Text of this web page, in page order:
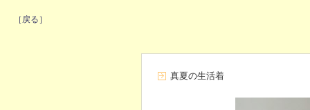
［戻る］
真夏の生活着